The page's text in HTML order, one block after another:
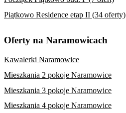
Piątkowo Residence etap II (34 oferty)
Oferty na Naramowicach
Kawalerki Naramowice
Mieszkania 2 pokoje Naramowice
Mieszkania 3 pokoje Naramowice
Mieszkania 4 pokoje Naramowice